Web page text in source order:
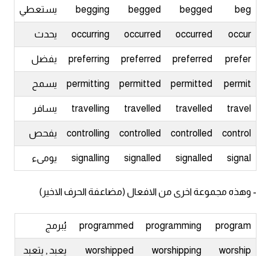
كلمات بحرف o
كلمات بحرف q
كلمات بحرف r
كلمات بحرف s
كلمات بحرف t
كلمات بحرف v
beg
begged
begged
begging يستعطي
occur
occurred
occurred
occurring يحدث
prefer
preferred
preferred
preferring يفضل
permit
permitted
permitted
permitting يسمح
travel
travelled
travelled
travelling يسافر
control
controlled
controlled
controlling يفحص
signal
signalled
signalled
signalling يومىء
- وهذه مجموعة اخرى من الافعال (مضاعفة الحرف الاخير)
program
programming
programmed يُبرمج
worship
worshipping
worshipped يعبد , يتعبد